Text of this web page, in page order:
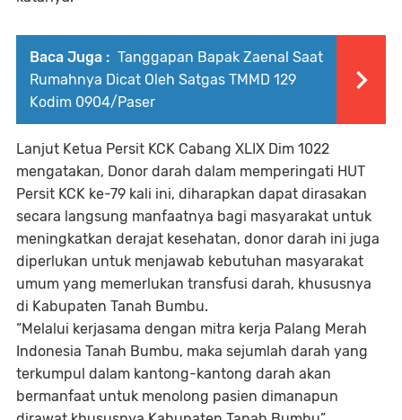
Baca Juga : Tanggapan Bapak Zaenal Saat
Rumahnya Dicat Oleh Satgas TMMD 129
Kodim 0904/Paser
Lanjut Ketua Persit KCK Cabang XLIX Dim 1022
mengatakan, Donor darah dalam memperingati HUT
Persit KCK ke-79 kali ini, diharapkan dapat dirasakan
secara langsung manfaatnya bagi masyarakat untuk
meningkatkan derajat kesehatan, donor darah ini juga
diperlukan untuk menjawab kebutuhan masyarakat
umum yang memerlukan transfusi darah, khususnya
di Kabupaten Tanah Bumbu.
“Melalui kerjasama dengan mitra kerja Palang Merah
Indonesia Tanah Bumbu, maka sejumlah darah yang
terkumpul dalam kantong-kantong darah akan
bermanfaat untuk menolong pasien dimanapun